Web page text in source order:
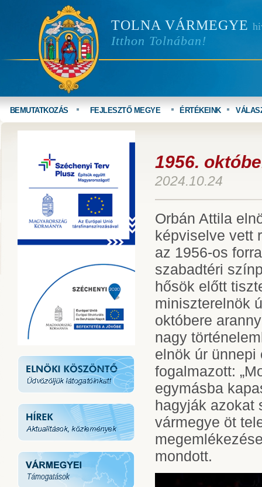
TOLNA VÁRMEGYE
Itthon Tolnában!
BEMUTATKOZÁS FEJLESZTŐ MEGYE ÉRTÉKEINK
1956.
2024.10.24
Orbán Attila
képviselve vett
az 1956-os
szabadtéri
hősök előtt
miniszterelnök
októbere
nagy
elnök úr
fogalmazott:
egymásba
hagyják azokat
vármegye öt
mondott.